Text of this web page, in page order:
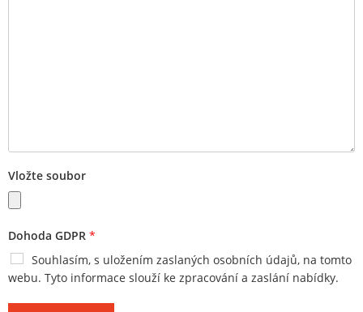
Vložte soubor
Dohoda GDPR *
Souhlasím, s uložením zaslaných osobních údajů, na tomto
webu. Tyto informace slouží ke zpracování a zaslání nabídky.